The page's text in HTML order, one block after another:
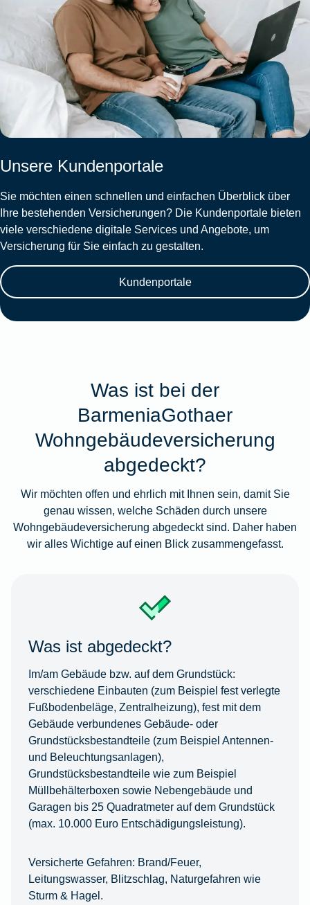
Unsere Kundenportale
Sie möchten einen schnellen und einfachen Überblick über
Ihre bestehenden Versicherungen? Die Kundenportale bieten
viele verschiedene digitale Services und Angebote, um
Versicherung für Sie einfach zu gestalten.
Kundenportale
Was ist bei der
BarmeniaGothaer
Wohngebäudeversicherung
abgedeckt?
Wir möchten offen und ehrlich mit Ihnen sein, damit Sie
genau wissen, welche Schäden durch unsere
Wohngebäudeversicherung abgedeckt sind. Daher haben
wir alles Wichtige auf einen Blick zusammengefasst.
Was ist abgedeckt?
Im/am Gebäude bzw. auf dem Grundstück:
verschiedene Einbauten (zum Beispiel fest verlegte
Fußbodenbeläge, Zentralheizung), fest mit dem
Gebäude verbundenes Gebäude- oder
Grundstücksbestandteile (zum Beispiel Antennen-
und Beleuchtungsanlagen),
Grundstücksbestandteile wie zum Beispiel
Müllbehälterboxen sowie Nebengebäude und
Garagen bis 25 Quadratmeter auf dem Grundstück
(max. 10.000 Euro Entschädigungsleistung).
Versicherte Gefahren: Brand/Feuer,
Leitungswasser, Blitzschlag, Naturgefahren wie
Sturm & Hagel.